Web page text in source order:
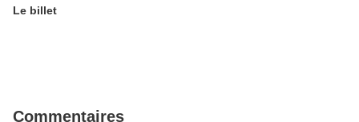
Le billet
Commentaires